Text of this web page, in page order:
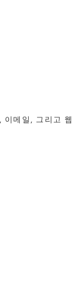
메일, 그리고 웹